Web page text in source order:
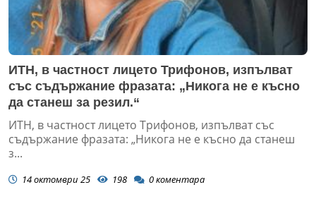
ИТН, в частност лицето Трифонов, изпълват
със съдържание фразата: „Никога не е късно
да станеш за резил.“
ИТН, в частност лицето Трифонов, изпълват със
съдържание фразата: „Никога не е късно да станеш
з...
14 октомври 25 198 0коментара